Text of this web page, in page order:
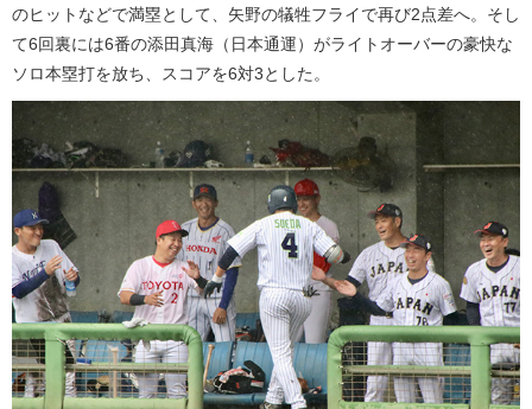
のヒットなどで満塁として、矢野の犠牲フライで再び2点差へ。そし
て6回裏には6番の添田真海（日本通運）がライトオーバーの豪快な
ソロ本塁打を放ち、スコアを6対3とした。